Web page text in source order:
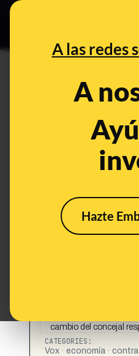
A las redes
A
Hazte
¿Vox
un año sin
What's being said:
«Vox adjudicó
Un año sin el Plan de
establecía un plazo
adjudicó Vox en
meses para la
cambio del concejal
CATEGORIES:
Vox · economía ·